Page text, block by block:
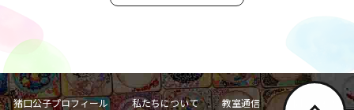
猪口公子プロフィール 私たちについて 教室通信 お問い合わせ